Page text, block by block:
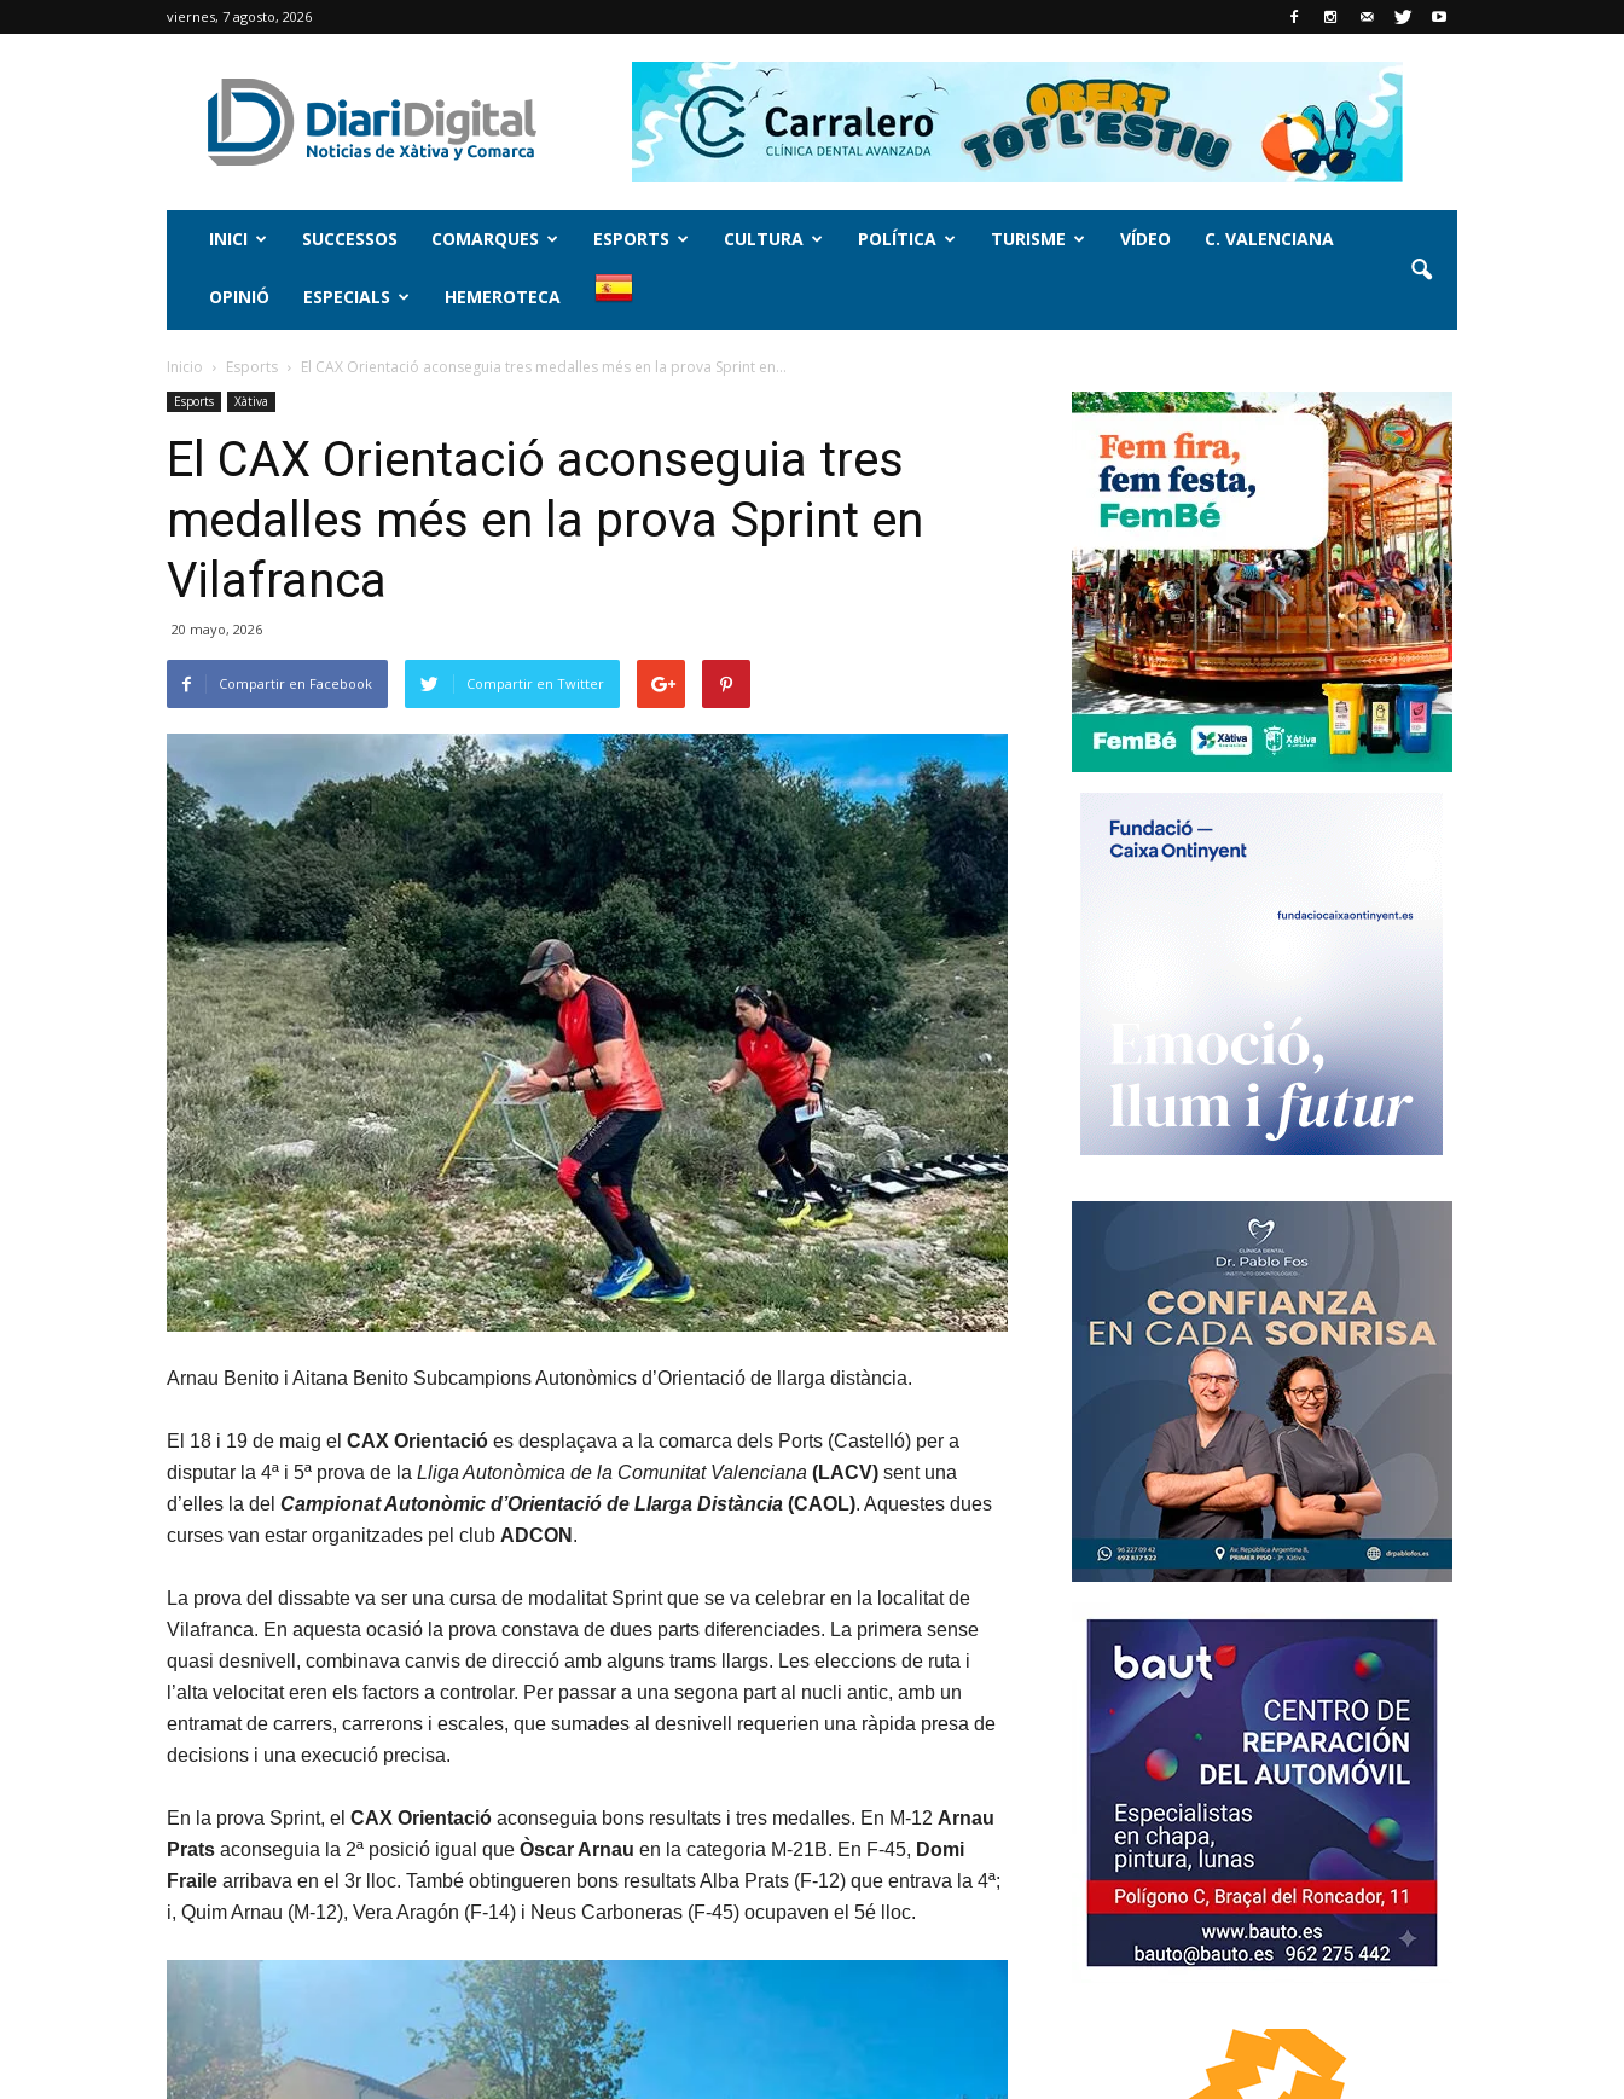
viernes, 7 agosto, 2026
INICI SUCCESSOS COMARQUES ESPORTS CULTURA POLÍTICA TURISME VÍDEO C. VALENCIANA
OPINIÓ ESPECIALS HEMEROTECA
Inicio Esports El CAX Orientació aconseguia tres medalles més en la prova Sprint en...
Esports Xàtiva
El CAX Orientació aconseguia tres
medalles més en la prova Sprint en
Vilafranca
20 mayo, 2026
Compartir en Facebook Compartir en Twitter
Arnau Benito i Aitana Benito Subcampions Autonòmics d’Orientació de llarga distància.
El 18 i 19 de maig el CAX Orientació es desplaçava a la comarca dels Ports (Castelló) per a
disputar la 4ª i 5ª prova de la Lliga Autonòmica de la Comunitat Valenciana (LACV) sent una
d’elles la del Campionat Autonòmic d’Orientació de Llarga Distància (CAOL). Aquestes dues
curses van estar organitzades pel club ADCON .
La prova del dissabte va ser una cursa de modalitat Sprint que se va celebrar en la localitat de
Vilafranca. En aquesta ocasió la prova constava de dues parts diferenciades. La primera sense
quasi desnivell, combinava canvis de direcció amb alguns trams llargs. Les eleccions de ruta i
l’alta velocitat eren els factors a controlar. Per passar a una segona part al nucli antic, amb un
entramat de carrers, carrerons i escales, que sumades al desnivell requerien una ràpida presa de
decisions i una execució precisa.
En la prova Sprint, el CAX Orientació aconseguia bons resultats i tres medalles. En M-12 Arnau
Prats aconseguia la 2ª posició igual que Òscar Arnau en la categoria M-21B. En F-45, Domi
Fraile arribava en el 3r lloc. També obtingueren bons resultats Alba Prats (F-12) que entrava la 4ª;
i, Quim Arnau (M-12), Vera Aragón (F-14) i Neus Carboneras (F-45) ocupaven el 5é lloc.